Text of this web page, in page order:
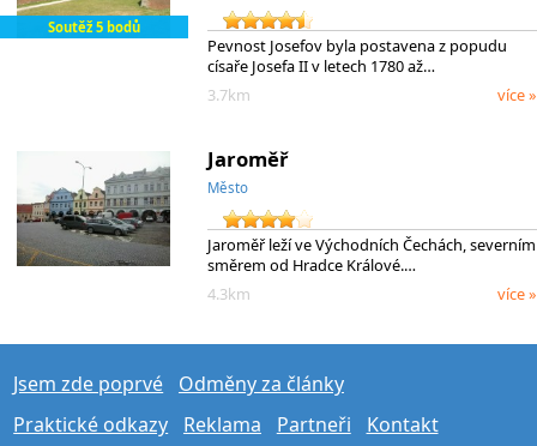
Soutěž 5 bodů
Pevnost Josefov byla postavena z popudu
císaře Josefa II v letech 1780 až…
3.7km
více »
Jaroměř
Město
Jaroměř leží ve Východních Čechách, severním
směrem od Hradce Králové.…
4.3km
více »
Jsem zde poprvé
Odměny za články
Praktické odkazy
Reklama Partneři Kontakt